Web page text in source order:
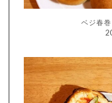
ベジ春